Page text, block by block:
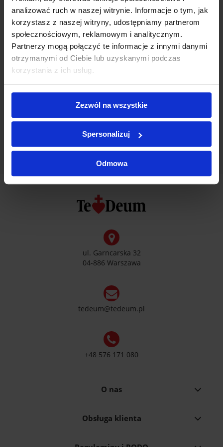
analizować ruch w naszej witrynie. Informacje o tym, jak
korzystasz z naszej witryny, udostępniamy partnerom
społecznościowym, reklamowym i analitycznym.
Partnerzy mogą połączyć te informacje z innymi danymi
otrzymanymi od Ciebie lub uzyskanymi podczas
korzystania z ich usług.
Zezwól na wszystkie
Spersonalizuj
Odmowa
IBAN: PL86 1600 1462 1880 9362 3000 0001
SWIFT: PPABPLPKXXX
Wydawnictwo Te Deum Sp. z o.o.
Garncarska 32, 04-886 Warszawa
Tytuł przelewu:Zamówienie nr [prosimy
wpisać numer zamówienia]
ul. Garncarska 32
04-886 Warszawa
tedeum@tedeum.pl
+48 576 171 080
O nas
Obsługa klienta